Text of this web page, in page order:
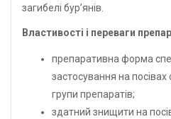
загибелі бур’янів.
Властивості і переваги
препаративна форма
застосування на посівах
групи препаратів;
здатний знищити на